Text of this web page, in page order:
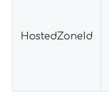
HostedZoneId